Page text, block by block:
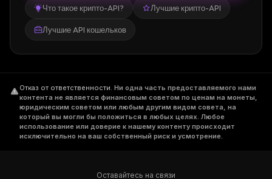
Что такое крипто-API? Лучшие крипто-API
Лучшие API кошельков
Отказ от ответственности. Ни одна часть предоставляемого нами
контента не является финансовым советом по ценам на монеты,
юридическим советом или любым другим видом совета, на
который вы могли бы положиться в любых целях. Любое
использование или доверие к нашему контенту происходит
исключительно на ваш собственный риск и усмотрение.
Оставайтесь на связи